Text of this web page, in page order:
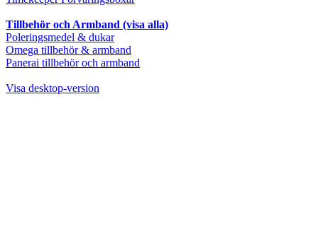
Tillbehör och Armband (visa alla)
Poleringsmedel & dukar
Omega tillbehör & armband
Panerai tillbehör och armband
Visa desktop-version